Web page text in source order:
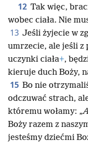
12 Tak więc,
wobec ciała. Nie
13 Jeśli żyjecie w
umrzecie, ale jeśli z
uczynki ciała+,
kieruje duch Boży,
15 Bo nie
odczuwać strach,
któremu wołamy: „
Boży razem z
jesteśmy dziećmi